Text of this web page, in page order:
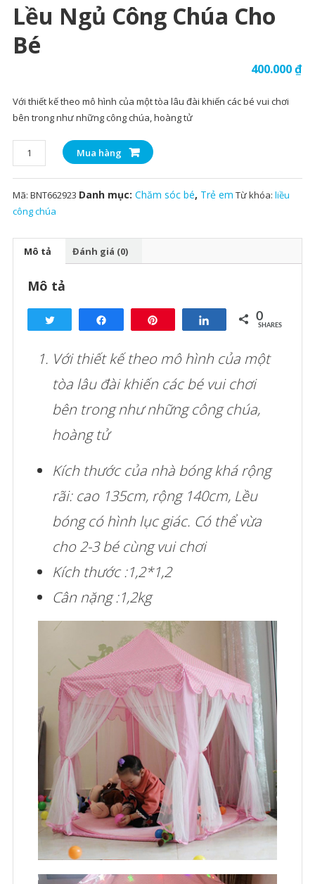
Lều Ngủ Công Chúa Cho
Bé
400.000₫
Với thiết kế theo mô hình của một tòa lâu đài khiến các bé vui chơi
bên trong như những công chúa, hoàng tử
ngủ
công
chúa
cho
Mua hàng
Mã: BNT662923 Danh mục: Chăm sóc bé, Trẻ em Từ khóa: liều
công chúa
Mô tả Đánh giá (0)
Mô tả
Share 0
SHARES
Với thiết kế theo mô hình của một
tòa lâu đài khiến các bé vui chơi
bên trong như những công chúa,
hoàng tử
Kích thước của nhà bóng khá rộng
rãi: cao 135cm, rộng 140cm, Lều
bóng có hình lục giác. Có thể vừa
cho 2-3 bé cùng vui chơi
Kích thước :1,2*1,2
Cân nặng :1,2kg